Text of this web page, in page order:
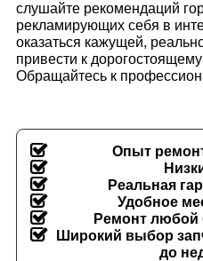
слушайте рекомендаций
рекламирующих себя в
оказаться кажущей,
привести к
Обращайтесь к
Опыт
Реальная
Удобное
Ремонт любой
Широкий выбор
до